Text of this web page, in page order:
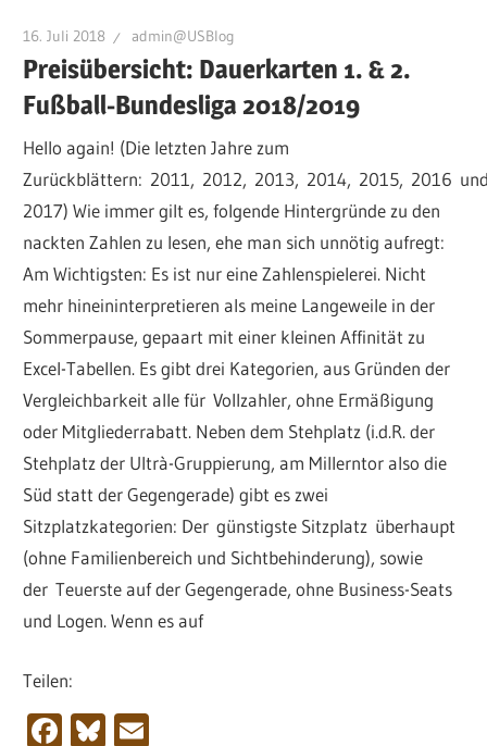
16. Juli 2018 admin@USBlog
Preisübersicht: Dauerkarten 1. & 2.
Fußball-Bundesliga 2018/2019
Hello again! (Die letzten Jahre zum
Zurückblättern: 2011, 2012, 2013, 2014, 2015, 2016
2017) Wie immer gilt es, folgende Hintergründe zu den
nackten Zahlen zu lesen, ehe man sich unnötig aufregt:
Am Wichtigsten: Es ist nur eine Zahlenspielerei. Nicht
mehr hineininterpretieren als meine Langeweile in der
Sommerpause, gepaart mit einer kleinen Affinität zu
Excel-Tabellen. Es gibt drei Kategorien, aus Gründen der
Vergleichbarkeit alle für Vollzahler, ohne Ermäßigung
oder Mitgliederrabatt. Neben dem Stehplatz (i.d.R. der
Stehplatz der Ultrà-Gruppierung, am Millerntor also die
Süd statt der Gegengerade) gibt es zwei
Sitzplatzkategorien: Der günstigste Sitzplatz überhaupt
(ohne Familienbereich und Sichtbehinderung), sowie
der Teuerste auf der Gegengerade, ohne Business-Seats
und Logen. Wenn es auf
Teilen:
Facebook
Bluesky